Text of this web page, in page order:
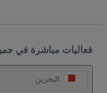
فعاليات مباشرة في
البحرين